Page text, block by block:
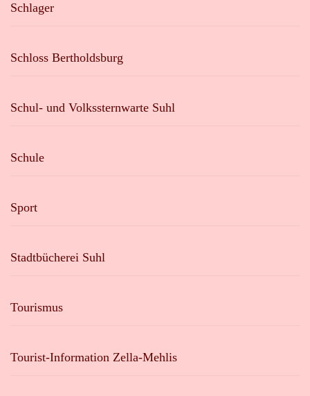
Schlager
Schloss Bertholdsburg
Schul- und Volkssternwarte Suhl
Schule
Sport
Stadtbücherei Suhl
Tourismus
Tourist-Information Zella-Mehlis